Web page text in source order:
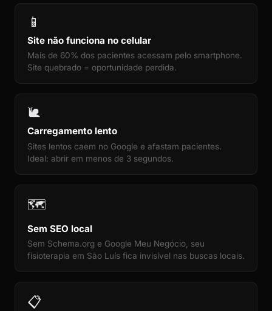
📱
Site não funciona no celular
Mais de 60% dos pacientes acessam pelo smartphone.
Site quebrado = oportunidade perdida.
🐌
Carregamento lento
Sites lentos caem no Google e afastam pacientes.
Ideal: abrir em menos de 3 segundos.
🗺️
Sem SEO local
Sem Schema.org e Google Meu Negócio, seu
fisioterapia em São Luís fica invisível nas buscas locais.
📋